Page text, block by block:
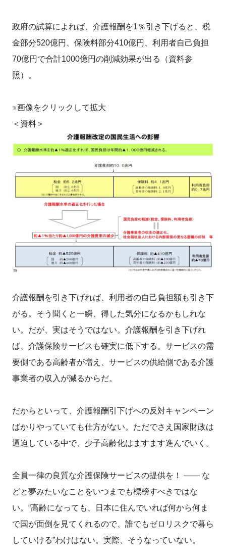
政府の試算によれば、介護報酬を1％引き下げると、税
金部分520億円、保険料部分410億円、利用者自己負担
70億円で合計1000億円の削減効果が出る（資料参
照）。
※画像をクリックして拡大
＜資料＞
介護報酬を引き下げれば、利用者の自己負担額も引き下
がる。そう聞くと一瞬、得した気分になるかもしれな
い。だが、実はそうではない。介護報酬を引き下げれ
ば、介護保険サービスも確実に低下する。サービスの需
要側である高齢者が増え、サービスの供給側である介護
事業者の収入が減るからだ。
だからといって、介護報酬引下げへの反対キャンペーン
ばかりやっていても仕方がない。ただでさえ国家財政は
逼迫している中で、少子高齢化はますます進んでいく。
全員一律の良質な介護保険サービスの提供を！ ―― な
どと夢みたいなことをいつまでも標榜すべきではな
い。“高齢になっても、日本に住んでいれば何から何ま
で国が面倒を見てくれるので、誰でもゼロリスクで暮ら
していける”わけはない。実際、そうなっていない。